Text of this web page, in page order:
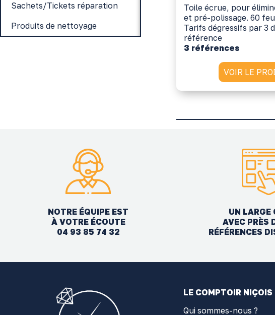
Sachets/Tickets réparation
Produits de nettoyage
Toile écrue, pour
et pré-polissage. 60
Tarifs dégressifs par 3
référence
3 références
VOIR LE
NOTRE ÉQUIPE EST
À VOTRE ÉCOUTE
04 93 85 74 32
UN LARGE
AVEC PRÈS
RÉFÉRENCES
LE COMPTOIR NIÇOIS
Qui sommes-nous ?